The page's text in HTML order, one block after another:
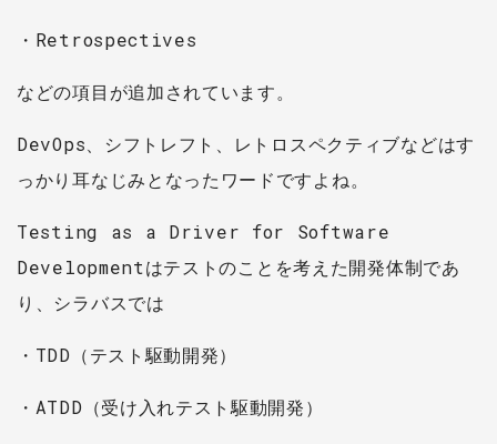
・Retrospectives
などの項目が追加されています。
DevOps、シフトレフト、レトロスペクティブなどはす
っかり耳なじみとなったワードですよね。
Testing as a Driver for Software
Developmentはテストのことを考えた開発体制であ
り、シラバスでは
・TDD（テスト駆動開発）
・ATDD（受け入れテスト駆動開発）